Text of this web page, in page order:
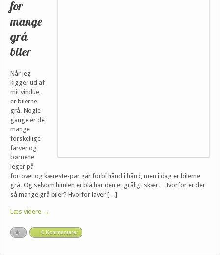
for
mange
grå
biler
Når jeg
kigger ud af
mit vindue,
er bilerne
grå. Nogle
gange er de
mange
forskellige
farver og
børnene
leger på
fortovet og kæreste-par går forbi hånd i hånd, men i dag er bilerne
grå. Og selvom himlen er blå har den et gråligt skær. Hvorfor er der
så mange grå biler? Hvorfor laver […]
Læs videre →
0 Kommentarer